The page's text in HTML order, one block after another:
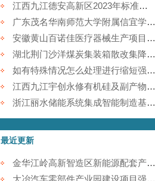
江西九江德安高新区2023年标准厂房及配套基础设施建设项目【康尚强夯建设】
广东茂名华南师范大学附属信宜学校强夯地基项目【康尚强夯建设】
安徽黄山百诺佳医疗器械生产项目(一期)地基强夯工程【康尚强夯建设】
湖北荆门沙洋煤炭集装箱散改集降水强夯项目【康尚强夯建设】
如有特殊情况怎么处理进行缩短强夯施工的工期
江西九江宇创永修有机硅及副产物综合利用项目强夯工程【康尚强夯建设】
浙江丽水储能系统集成智能制造基地项目强夯工程【康尚强夯建设】
最近更新
金华江岭高新智造区新能源配套产业园强夯工程
大冶汽车零部件产业园建设项目强夯工程